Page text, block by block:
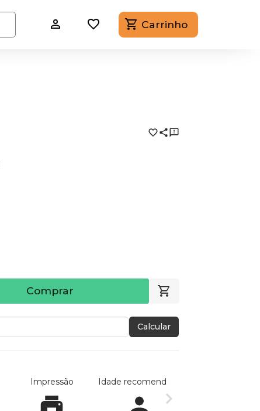
Carrinho
Comprar
Calcular
Impressão Idade recomendada